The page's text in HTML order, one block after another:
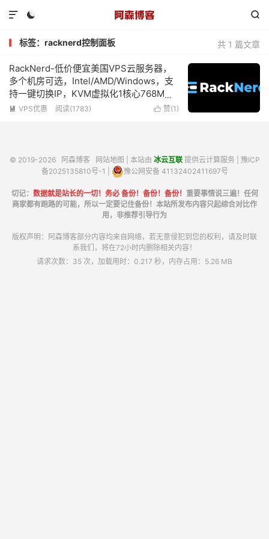
 

共 1 篇文章
标签：racknerd控制面板
RackNerd-低价便宜美国VPS云服务器，
多个机房可选，Intel/AMD/Windows，支
持一键切换IP，KVM虚拟化1核心768M内
存1Gbps带宽低至$10.18/年
 赞(1 )
 VPS优惠 阅读(1783)
© 2019-2026 阿森博客 网站地图 | 本站由 冰云互联提供云计算服务 | 豫ICP
备2025135810号-1
豫公网安备 41132402411697号
切记： 数据就是站长的一切！务必 备份！备份！备份！ 重要事情说三遍！任何
商家都有跑路的可能，所以一定要记住备份！本站所发布内容只起综合对比作
用，非推荐引导行为
版权声明：阿森博客部分内容均来自网络，若无意侵犯到您的权利，请及时联
系我们，将在72小时内删除相关内容！
请求次数：35 次，加载用时：0.217 秒，内存占用：5.26 MB